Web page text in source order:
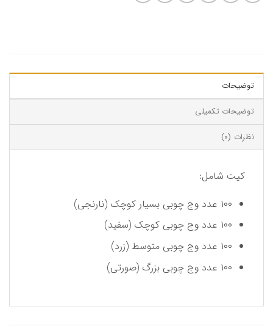
توضیحات
توضیحات تکمیلی
نظرات (0)
کیت شامل:
۱۰۰ عدد وج چوبی بسیار کوچک (نارنجی)
۱۰۰ عدد وج چوبی کوچک (سفید)
۱۰۰ عدد وج چوبی متوسط (زرد)
۱۰۰ عدد وج چوبی بزرگ (صورتی)